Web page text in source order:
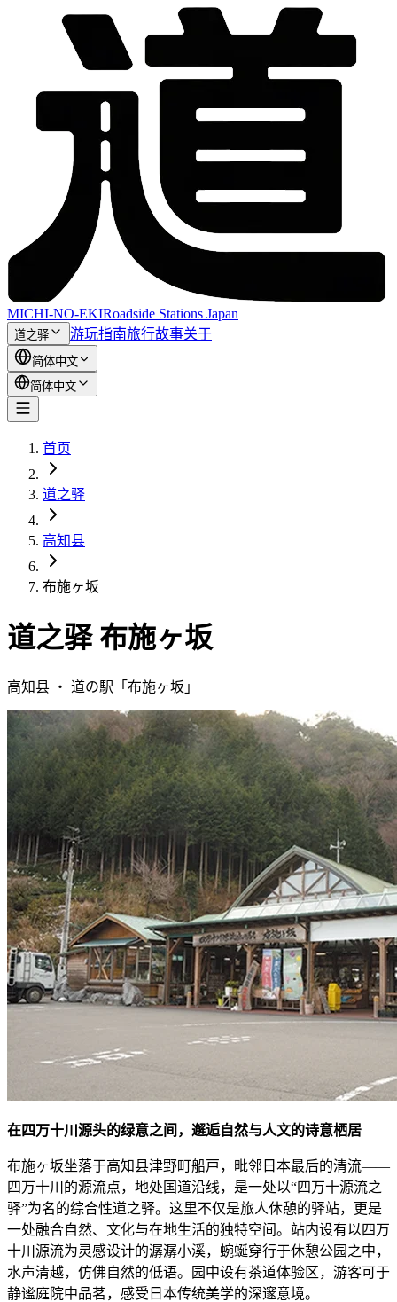
MICHI-NO-EKIRoadside Stations Japan
道之驿 游玩指南旅行故事关于
简体中文
简体中文
首页
道之驿
高知县
布施ヶ坂
道之驿 布施ヶ坂
高知县 ・ 道の駅「 布施ヶ坂 」
在四万十川源头的绿意之间，邂逅自然与人文的诗意栖居
布施ヶ坂坐落于高知县津野町船戸，毗邻日本最后的清流——
四万十川的源流点，地处国道沿线，是一处以“四万十源流之
驿”为名的综合性道之驿。这里不仅是旅人休憩的驿站，更是
一处融合自然、文化与在地生活的独特空间。站内设有以四万
十川源流为灵感设计的潺潺小溪，蜿蜒穿行于休憩公园之中，
水声清越，仿佛自然的低语。园中设有茶道体验区，游客可于
静谧庭院中品茗，感受日本传统美学的深邃意境。